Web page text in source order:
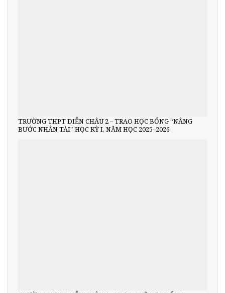
TRƯỜNG THPT DIỄN CHÂU 2 – TRAO HỌC BỔNG “NÂNG
BƯỚC NHÂN TÀI” HỌC KỲ I, NĂM HỌC 2025–2026